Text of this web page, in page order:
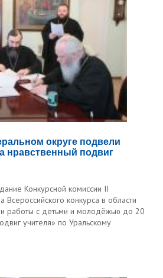
округе подвели
нравственный подвиг
Конкурсной комиссии II
Всероссийского конкурса в области
и работы с детьми и молодёжью до 20
учителя» по Уральскому